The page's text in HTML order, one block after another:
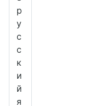
р
у
с
с
к
и
й
я